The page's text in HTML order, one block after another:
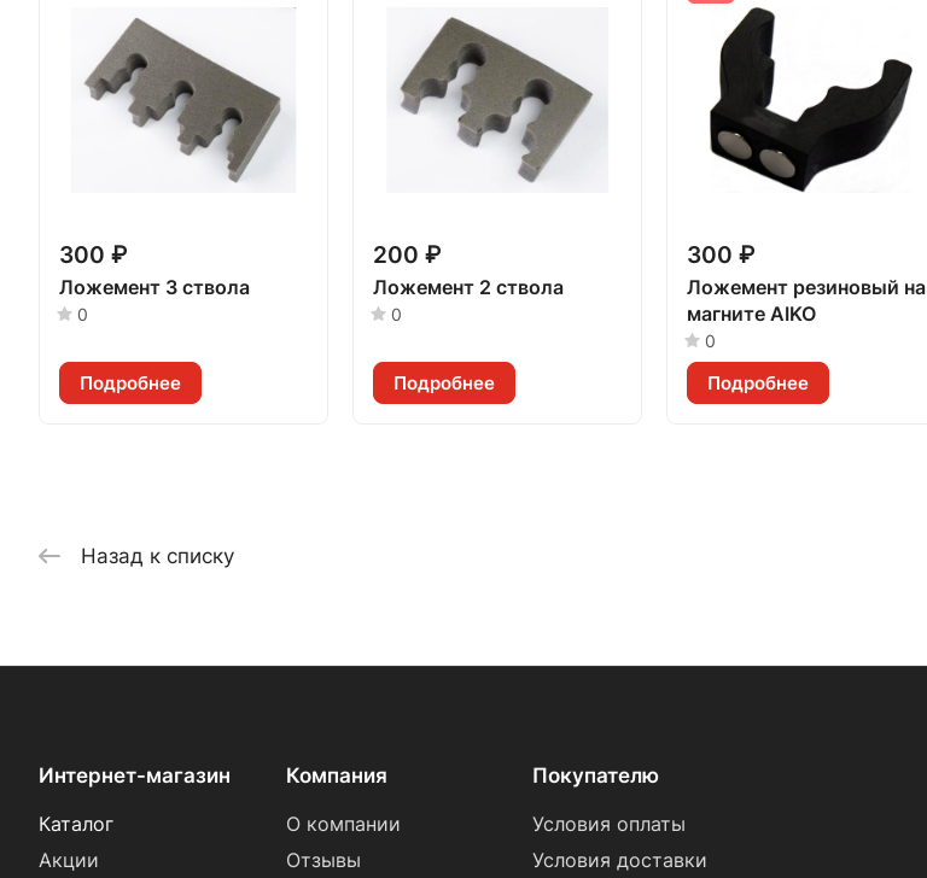
300 ₽
Ложемент 3 ствола
0
Подробнее
200 ₽
Ложемент 2 ствола
0
Подробнее
300 ₽
Ложемент резиновый на
магните AIKO
0
Подробнее
Назад к списку
Интернет-магазин
Каталог
Акции
Компания
О компании
Отзывы
Покупателю
Условия оплаты
Условия доставки